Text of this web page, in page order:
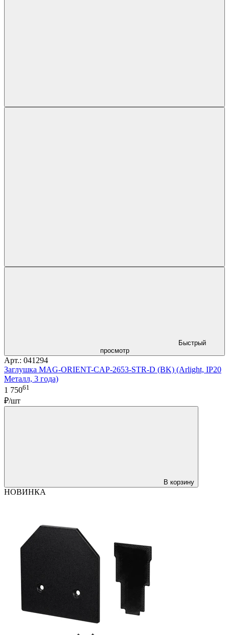
Быстрый
просмотр
Арт.: 041294
Заглушка MAG-ORIENT-CAP-2653-STR-D (BK) (Arlight, IP20
Металл, 3 года)
1 75061
₽/шт
В корзину
НОВИНКА